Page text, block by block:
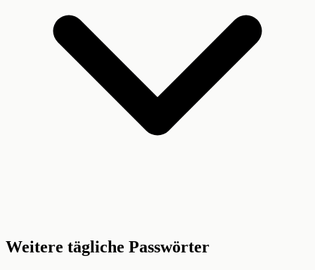
Weitere tägliche Passwörter